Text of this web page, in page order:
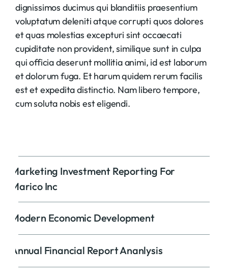
dignissimos ducimus qui blanditiis praesentium
voluptatum deleniti atque corrupti quos dolores
et quas molestias excepturi sint occaecati
cupiditate non provident, similique sunt in culpa
qui officia deserunt mollitia animi, id est laborum
et dolorum fuga. Et harum quidem rerum facilis
est et expedita distinctio. Nam libero tempore,
cum soluta nobis est eligendi.
Marketing Investment Reporting For
Marico Inc
Modern Economic Development
Annual Financial Report Ananlysis